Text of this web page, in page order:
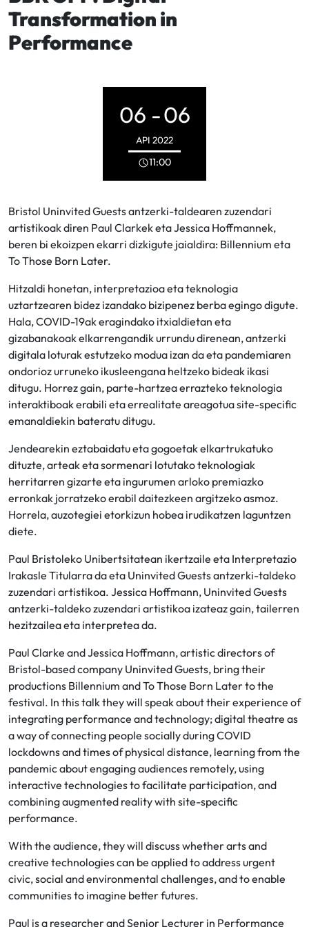
Transformation in
Performance
06 -06
API 2022
11:00
Bristol Uninvited Guests antzerki-taldearen zuzendari
artistikoak diren Paul Clarkek eta Jessica Hoffmannek,
beren bi ekoizpen ekarri dizkigute jaialdira: Billennium eta
To Those Born Later.
Hitzaldi honetan, interpretazioa eta teknologia
uztartzearen bidez izandako bizipenez berba egingo digute.
Hala, COVID-19ak eragindako itxialdietan eta
gizabanakoak elkarrengandik urrundu direnean, antzerki
digitala loturak estutzeko modua izan da eta pandemiaren
ondorioz urruneko ikusleengana heltzeko bideak ikasi
ditugu. Horrez gain, parte-hartzea errazteko teknologia
interaktiboak erabili eta errealitate areagotua site-specific
emanaldiekin bateratu ditugu.
Jendearekin eztabaidatu eta gogoetak elkartrukatuko
dituzte, arteak eta sormenari lotutako teknologiak
herritarren gizarte eta ingurumen arloko premiazko
erronkak jorratzeko erabil daitezkeen argitzeko asmoz.
Horrela, auzotegiei etorkizun hobea irudikatzen laguntzen
diete.
Paul Bristoleko Unibertsitatean ikertzaile eta Interpretazio
Irakasle Titularra da eta Uninvited Guests antzerki-taldeko
zuzendari artistikoa. Jessica Hoffmann, Uninvited Guests
antzerki-taldeko zuzendari artistikoa izateaz gain, tailerren
hezitzailea eta interpretea da.
Paul Clarke and Jessica Hoffmann, artistic directors of
Bristol-based company Uninvited Guests, bring their
productions Billennium and To Those Born Later to the
festival. In this talk they will speak about their experience of
integrating performance and technology; digital theatre as
a way of connecting people socially during COVID
lockdowns and times of physical distance, learning from the
pandemic about engaging audiences remotely, using
interactive technologies to facilitate participation, and
combining augmented reality with site-specific
performance.
With the audience, they will discuss whether arts and
creative technologies can be applied to address urgent
civic, social and environmental challenges, and to enable
communities to imagine better futures.
Paul is a researcher and Senior Lecturer in Performance